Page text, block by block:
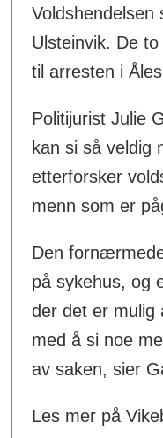
Voldshendelsen
Ulsteinvik. De
til arresten i
Politijurist Julie
kan si så veldig
etterforsker
menn som er
Den
på sykehus, og
der det er mulig
med å si noe
av saken, sier
Les mer på